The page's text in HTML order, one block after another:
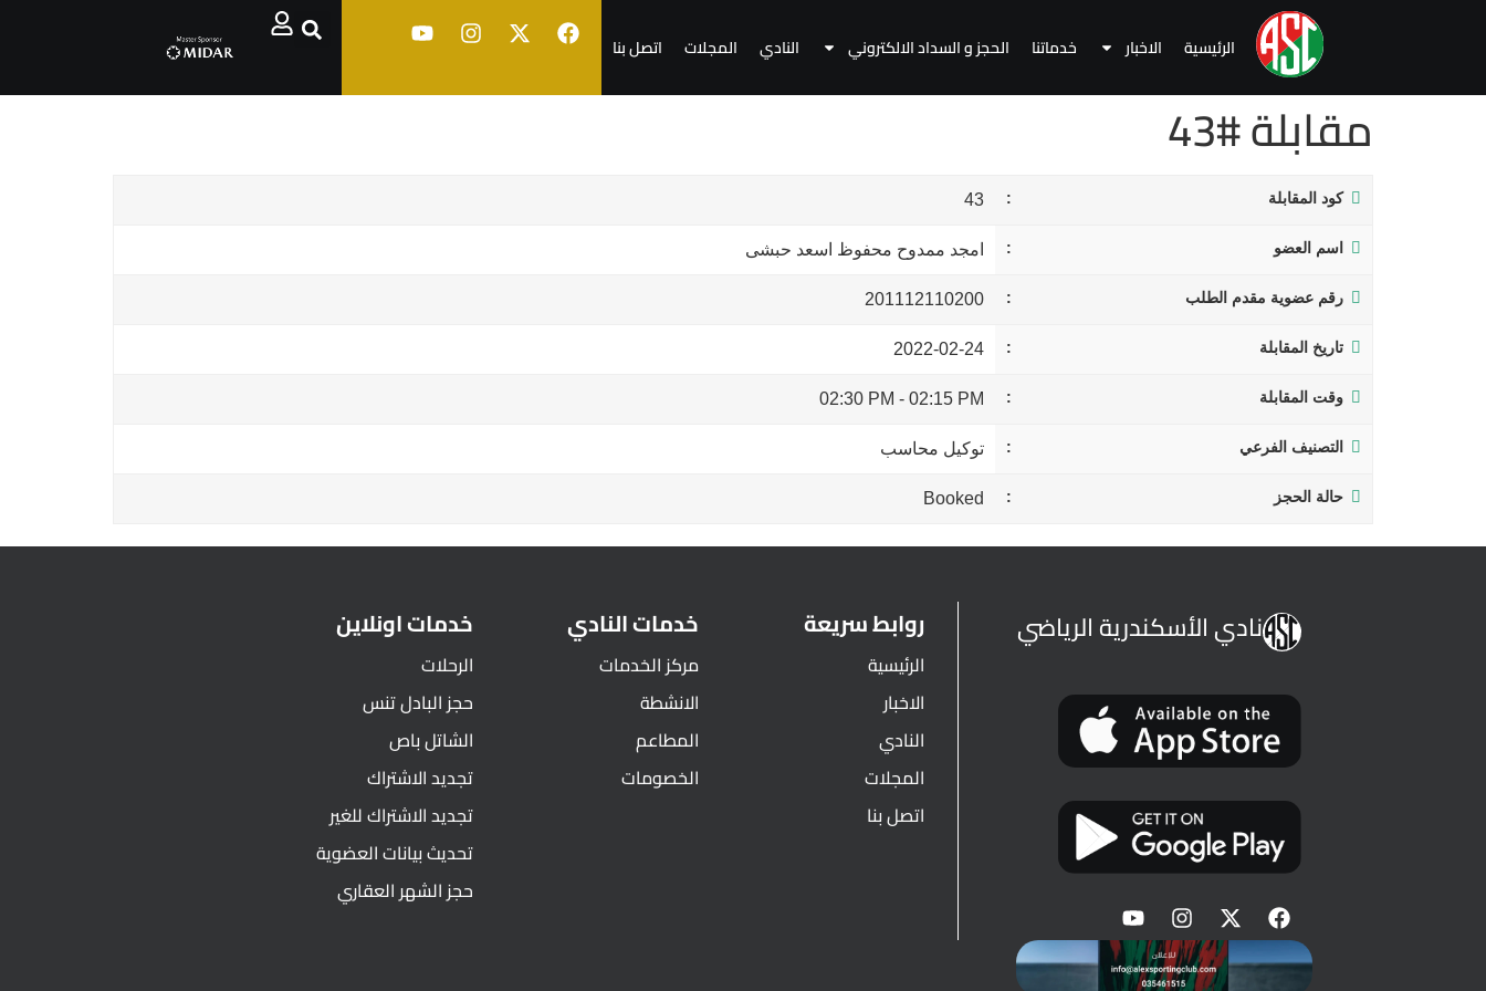
الرئيسية الاخبار خدماتنا الحجز و السداد الالكتروني النادي المجلات اتصل بنا
مقابلة #43
كود المقابلة 43
اسم العضو امجد ممدوح محفوظ اسعد حبشى
رقم عضوية مقدم الطلب 201112110200
تاريخ المقابلة 2022-02-24
وقت المقابلة 02:15 PM
-
02:30 PM
التصنيف الفرعي توكيل محاسب
حالة الحجز Booked
نادي الأسكندرية الرياضي روابط سريعة
الرئيسية
الاخبار
النادي
المجلات
اتصل بنا
خدمات النادي
مركز الخدمات
الانشطة
المطاعم
الخصومات
خدمات اونلاين
الرحلات
حجز البادل تنس
الشاتل باص
تجديد الاشتراك
تجديد الاشتراك للغير
تحديث بيانات العضوية
حجز الشهر العقاري